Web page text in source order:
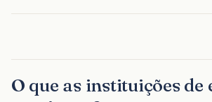
O que as instituições de